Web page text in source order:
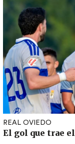
REAL OVIEDO
El gol que trae